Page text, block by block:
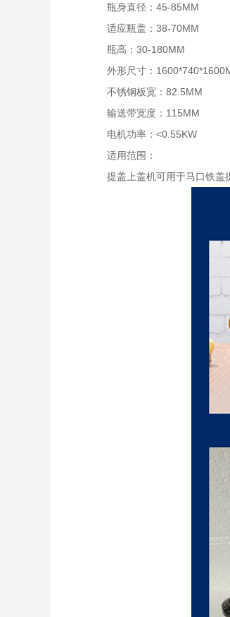
瓶身直径：45-85MM
适应瓶盖：38-70MM
瓶高：30-180MM
外形尺寸：
不锈钢板宽：82.5MM
输送带宽度：115MM
电机功率：<0.55KW
适用范围：
提盖上盖机可用于马口铁盖